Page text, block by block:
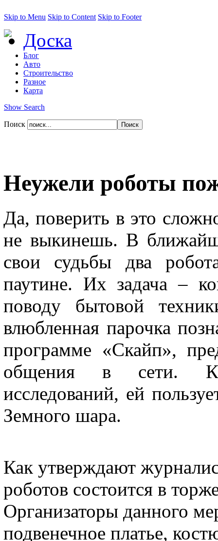
Skip to Menu Skip to Content Skip to Footer
Доска
Блог
Авто
Строительство
Разное
Карта
Show Search
Поиск
Неужели роботы
Да, поверить в это
не выкинешь. В
свои судьбы два
паутине. Их задача –
поводу бытовой
влюбленная парочка
программе «Скайп»,
общения в сети.
исследований, ей
Земного шара.
Как утверждают
роботов состоится в
Организаторы данного
подвенечное платье,